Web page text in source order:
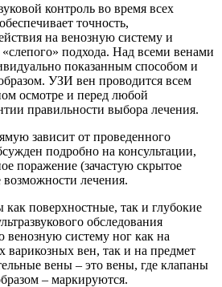
контроль во время всех
точность,
на венозную систему и
«слепого» подхода. Над всеми венами
показанным способом и
УЗИ вен проводится всем
осмотре и перед любой
правильности выбора лечения.
зависит от проведенного
подробно на консультации,
поражение (зачастую скрытое
лечения.
поверхностные, так и глубокие
обследования
венозную систему ног как на
варикозных вен, так и на предмет
вены – это вены, где клапаны
– маркируются.